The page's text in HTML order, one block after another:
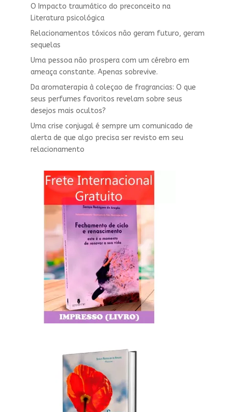
O Impacto traumático do preconceito na
Literatura psicológica
Relacionamentos tóxicos não geram futuro, geram
sequelas
Uma pessoa não prospera com um cérebro em
ameaça constante. Apenas sobrevive.
Da aromaterapia à coleçao de fragrancias: O que
seus perfumes favoritos revelam sobre seus
desejos mais ocultos?
Uma crise conjugal é sempre um comunicado de
alerta de que algo precisa ser revisto em seu
relacionamento